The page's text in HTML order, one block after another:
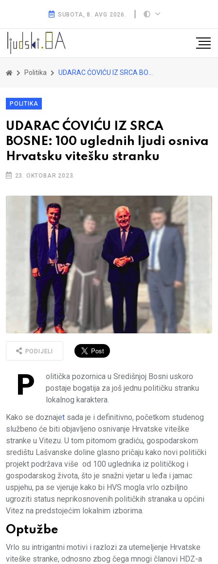
SUBOTA, 8. AVG 2026.
Politika UDARAC ĆOVIĆU IZ SRCA BOSNE: 100 uglednih ljudi osniva Hrvatsku vitešku stranku
POLITIKA
UDARAC ĆOVIĆU IZ SRCA
BOSNE: 100 uglednih ljudi osniva
Hrvatsku vitešku stranku
23. OKTOBAR 2023.
PODIJELI
P
olitička pozornica u Središnjoj Bosni uskoro
postaje bogatija za još jednu političku stranku
lokalnog karaktera.
Kako se doznajet sada je i definitivno, početkom studenog
službeno će biti objavljeno osnivanje Hrvatske viteške
stranke u Vitezu. U tom pitomom gradiću, gospodarskom
središtu Lašvanske doline glasno pričaju kako novi politički
projekt podržava više od 100 uglednika iz političkog i
gospodarskog života, što je snažni vjetar u leđa i jamac
uspjehu, pa se vjeruje kako bi HVS mogla vrlo ozbiljno
ugroziti status neprikosnovenih političkih stranaka u općini
Vitez na predstojećim lokalnim izborima.
Optužbe
Vrlo su intrigantni motivi i razlozi za utemeljenje Hrvatske
viteške stranke, odnosno zbog čega mnogi članovi HDZ-a